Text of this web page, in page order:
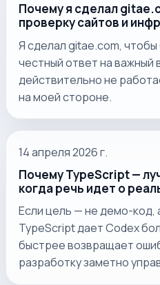
Почему я сделал
проверку сайтов и
Я сделал gitae.com,
честный ответ на важный
действительно не
на моей стороне.
14 апреля 2026 г.
Почему TypeScript —
когда речь идет о
Если цель — не демо-код,
TypeScript дает Codex
быстрее возвращает
разработку заметно